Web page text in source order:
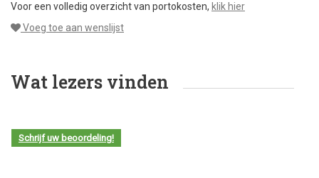
Voor een volledig overzicht van portokosten, klik hier
Voeg toe aan wenslijst
Wat lezers vinden
Schrijf uw beoordeling!